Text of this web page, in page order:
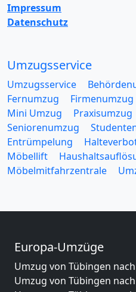
Impressum
Datenschutz
Umzugsservice
Umzugsservice
Fernumzug
Firmenumzug
Mini Umzug
Praxisumzug
Seniorenumzug
Entrümpelung
Möbellift
Möbelmitfahrzentrale
Europa-Umzüge
Umzug von Tübingen
Umzug von Tübingen